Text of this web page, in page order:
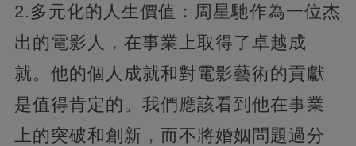
2.多元化的人生價值：周星馳作為一位杰
出的電影人，在事業上取得了卓越成
就。他的個人成就和對電影藝術的貢獻
是值得肯定的。我們應該看到他在事業
上的突破和創新，而不將婚姻問題過分